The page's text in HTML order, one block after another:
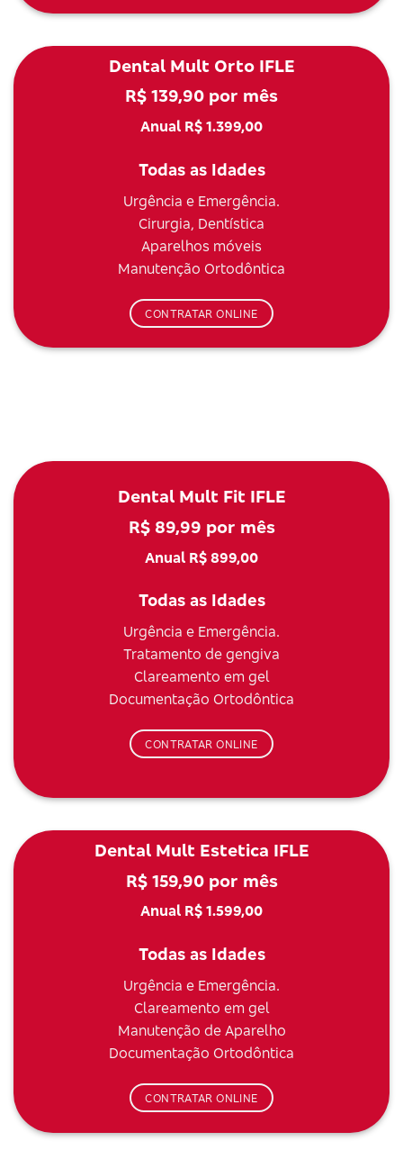
Dental Mult Orto IFLE
R$ 139,90 por mês
Anual R$ 1.399,00
Todas as Idades
Urgência e Emergência.
Cirurgia, Dentística
Aparelhos móveis
Manutenção Ortodôntica
CONTRATAR ONLINE
Dental Mult Fit IFLE
R$ 89,99 por mês
Anual R$ 899,00
Todas as Idades
Urgência e Emergência.
Tratamento de gengiva
Clareamento em gel
Documentação Ortodôntica
CONTRATAR ONLINE
Dental Mult Estetica IFLE
R$ 159,90 por mês
Anual R$ 1.599,00
Todas as Idades
Urgência e Emergência.
Clareamento em gel
Manutenção de Aparelho
Documentação Ortodôntica
CONTRATAR ONLINE